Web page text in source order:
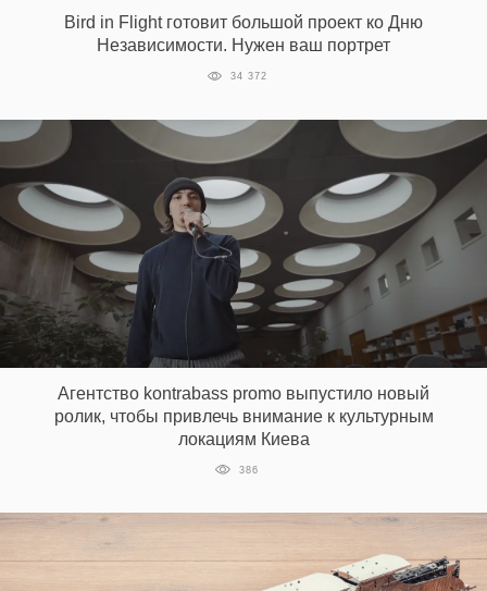
Bird in Flight готовит большой проект ко Дню
Независимости. Нужен ваш портрет
34 372
Агентство kontrabass promo выпустило новый
ролик, чтобы привлечь внимание к культурным
локациям Киева
386